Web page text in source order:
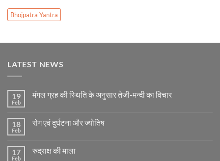
Bhojpatra Yantra
LATEST NEWS
19
Feb
मंगल ग्रह की स्थिति के अनुसार तेजी-मन्दी का विचार
मंगल
के
अनुसार
18
Feb
रोग एवं दुर्घटना और ज्योतिष
रोग
17
Feb
रुद्राक्ष की माला